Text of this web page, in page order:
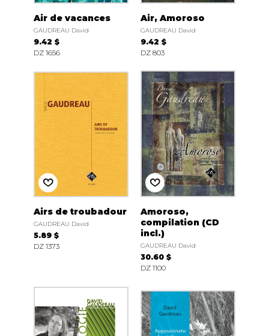
Air de vacances
GAUDREAU David
9.42 $
DZ 1656
Air, Amoroso
GAUDREAU David
9.42 $
DZ 803
Airs de troubadour
GAUDREAU David
5.89 $
DZ 1373
Amoroso,
compilation (CD
incl.)
GAUDREAU David
30.60 $
DZ 1100